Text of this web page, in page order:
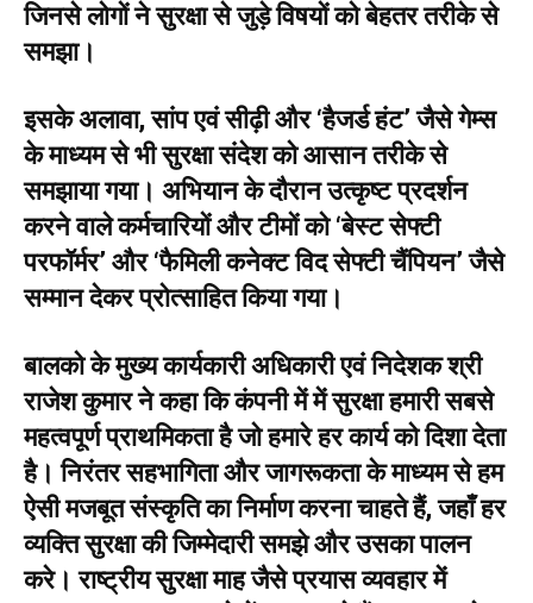
जिनसे लोगों ने सुरक्षा से जुड़े विषयों को बेहतर तरीके से
समझा।
इसके अलावा, सांप एवं सीढ़ी और ‘हैजर्ड हंट’ जैसे गेम्स
के माध्यम से भी सुरक्षा संदेश को आसान तरीके से
समझाया गया। अभियान के दौरान उत्कृष्ट प्रदर्शन
करने वाले कर्मचारियों और टीमों को ‘बेस्ट सेफ्टी
परफॉर्मर’ और ‘फैमिली कनेक्ट विद सेफ्टी चैंपियन’ जैसे
सम्मान देकर प्रोत्साहित किया गया।
बालको के मुख्य कार्यकारी अधिकारी एवं निदेशक श्री
राजेश कुमार ने कहा कि कंपनी में में सुरक्षा हमारी सबसे
महत्वपूर्ण प्राथमिकता है जो हमारे हर कार्य को दिशा देता
है। निरंतर सहभागिता और जागरूकता के माध्यम से हम
ऐसी मजबूत संस्कृति का निर्माण करना चाहते हैं, जहाँ हर
व्यक्ति सुरक्षा की जिम्मेदारी समझे और उसका पालन
करे। राष्ट्रीय सुरक्षा माह जैसे प्रयास व्यवहार में